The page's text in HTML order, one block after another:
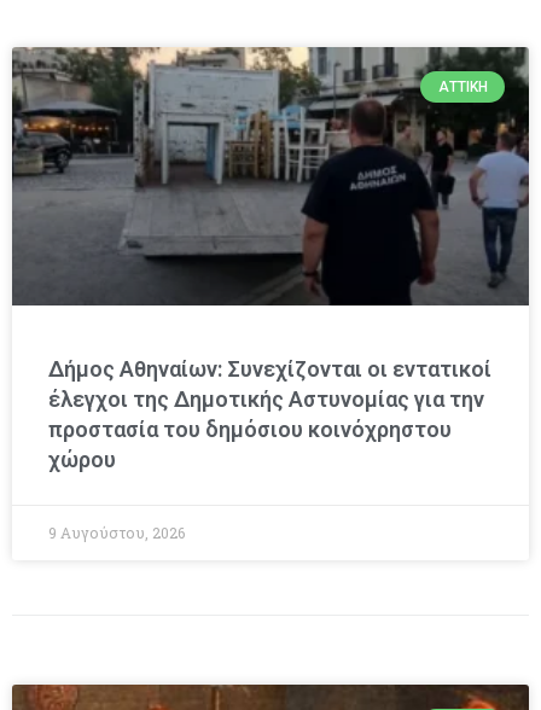
ΑΤΤΙΚΉ
Δήμος Αθηναίων: Συνεχίζονται οι εντατικοί
έλεγχοι της Δημοτικής Αστυνομίας για την
προστασία του δημόσιου κοινόχρηστου
χώρου
9 Αυγούστου, 2026